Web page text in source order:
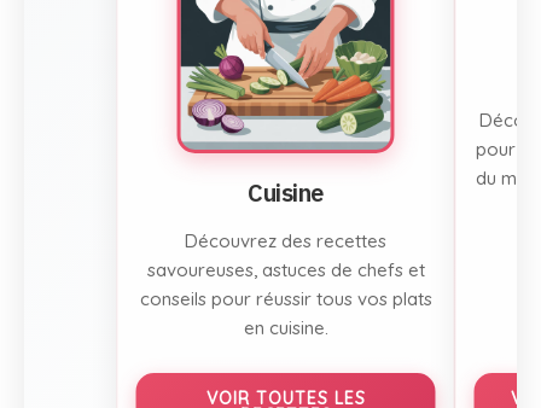
Cuisine
Découvrez des recettes
savoureuses, astuces de chefs et
conseils pour réussir tous vos plats
en cuisine.
VOIR TOUTES LES
pour
du